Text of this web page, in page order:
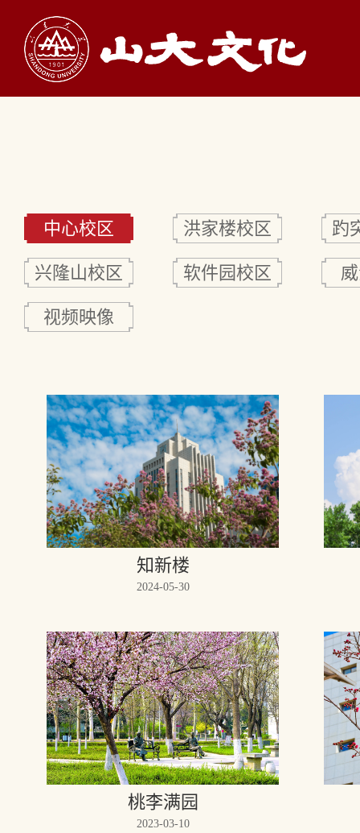
中心校区 洪家楼校区 趵
兴隆山校区 软件园校区
视频映像
知新楼
2024-05-30
桃李满园
2023-03-10